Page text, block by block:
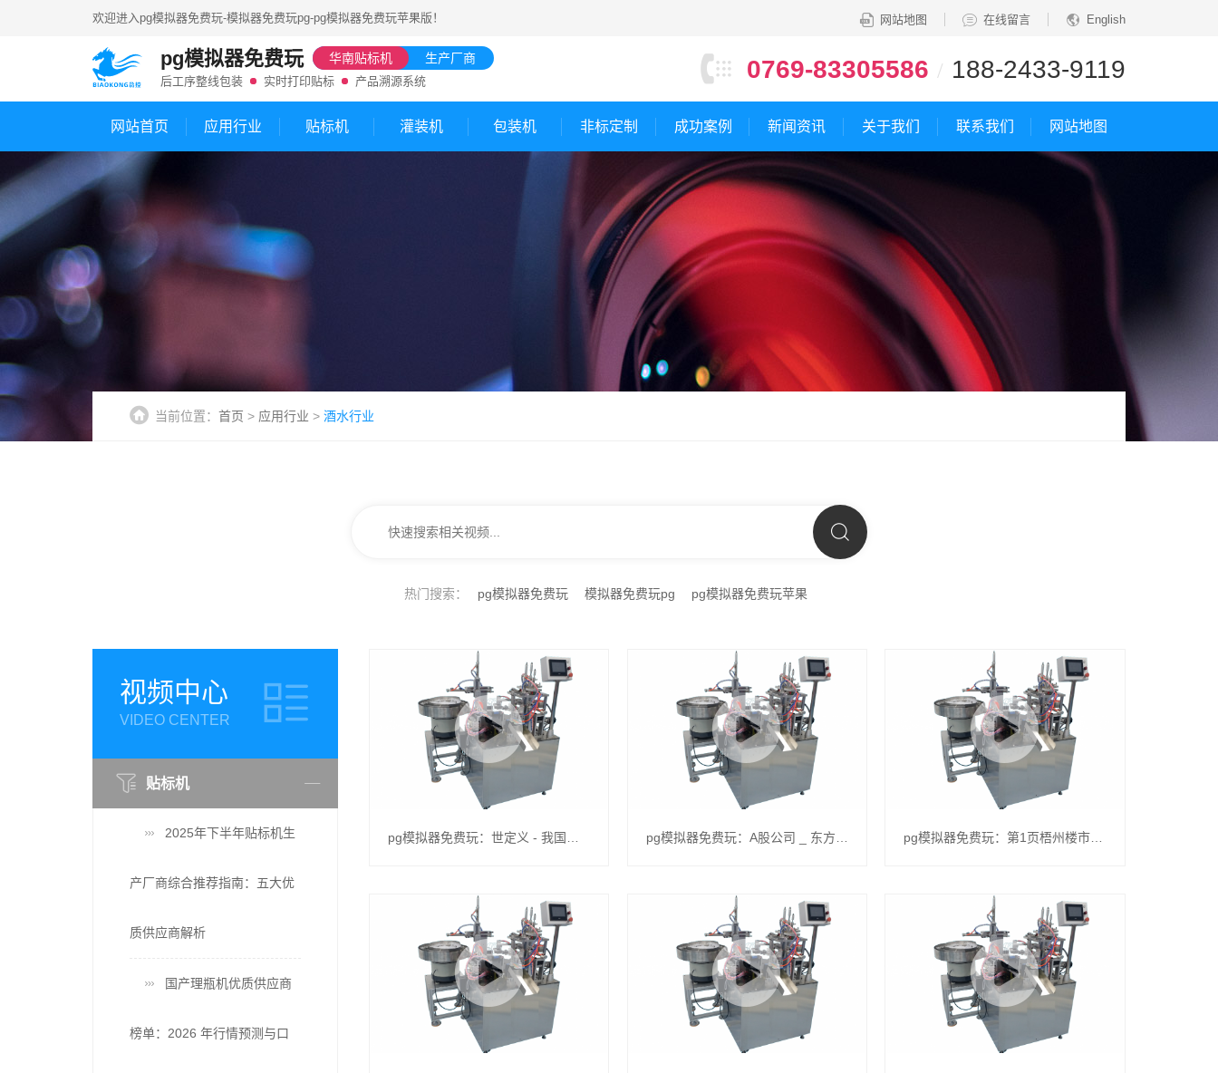
欢迎进入pg模拟器免费玩-模拟器免费玩pg-pg模拟器免费玩苹果版 ！ 网站地图 在线留言 English
pg模拟器免费玩 华南贴标机 生产厂商
后工序整线包装 实时打印贴标 产品溯源系统 0769-83305586 / 188-2433-9119
网站首页 应用行业 贴标机 灌装机 包装机 非标定制 成功案例 新闻资讯 关于我们 联系我们 网站地图
当前位置： 首页 > 应用行业 > 酒水行业
热门搜索： pg模拟器免费玩 模拟器免费玩pg pg模拟器免费玩苹果
视频中心
VIDEO CENTER
贴标机
2025年下半年贴标机生
产厂商综合推荐指南：五大优
质供应商解析
国产理瓶机优质供应商
榜单：2026 年行情预测与口